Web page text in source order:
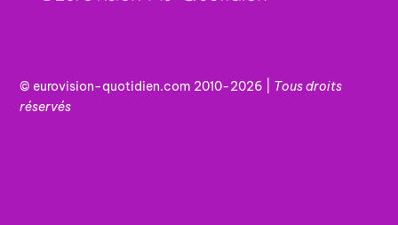
© eurovision-quotidien.com 2010-2026 | Tousdroits
réservés